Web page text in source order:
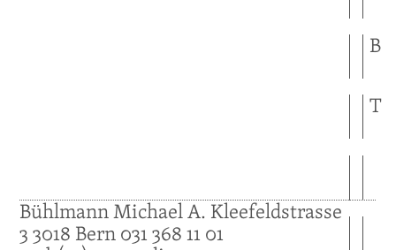
B
T
BühlmannMichael A. Kleefeldstrasse
33018 Bern031 368 11 01